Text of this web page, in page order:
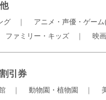
グ ｜ アニメ・声優・ゲー
ファミリー・キッズ ｜ 映
引券
｜ 動物園・植物園 ｜